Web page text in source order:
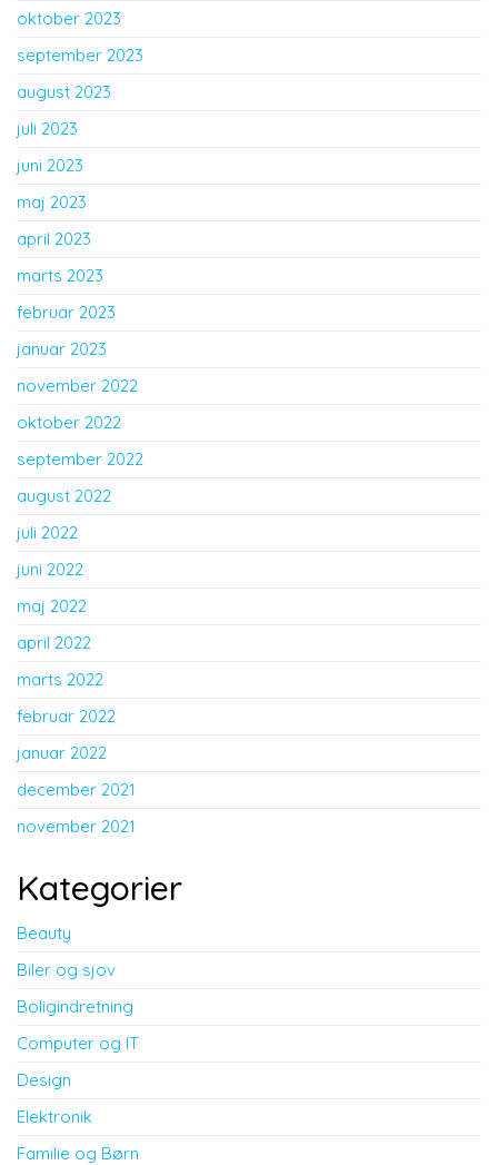
oktober 2023
september 2023
august 2023
juli 2023
juni 2023
maj 2023
april 2023
marts 2023
februar 2023
januar 2023
november 2022
oktober 2022
september 2022
august 2022
juli 2022
juni 2022
maj 2022
april 2022
marts 2022
februar 2022
januar 2022
december 2021
november 2021
Kategorier
Beauty
Biler og sjov
Boligindretning
Computer og IT
Design
Elektronik
Familie og Børn